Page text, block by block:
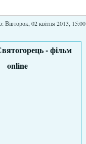
Вівторок, 02 квітня 2013, 15:00